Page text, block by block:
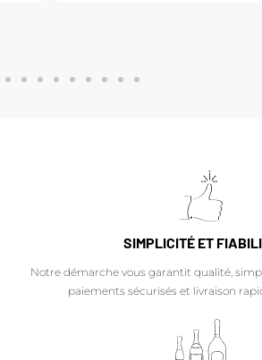
SIMPLICITÉ ET
Notre démarche vous garantit qualité,
paiements sécurisés et livraison